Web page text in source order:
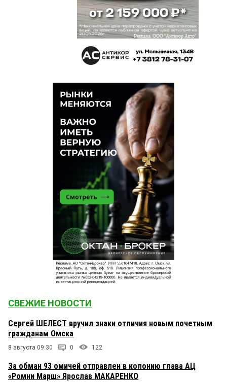
СВЕЖИЕ НОВОСТИ
Сергей ШЕЛЕСТ вручил знаки отличия новым почетным
гражданам Омска
8 августа 09:30 0 122
За обман 93 омичей отправлен в колонию глава АЦ
«Ромни Марш» Ярослав МАКАРЕНКО